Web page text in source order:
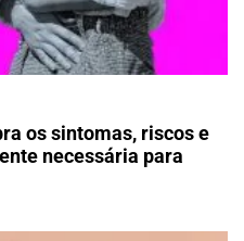
os sintomas, riscos e
necessária para